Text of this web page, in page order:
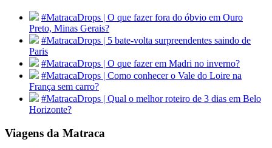
#MatracaDrops | O que fazer fora do óbvio em Ouro
Preto, Minas Gerais?
#MatracaDrops | 5 bate-volta surpreendentes saindo de
Paris
#MatracaDrops | O que fazer em Madri no inverno?
#MatracaDrops | Como conhecer o Vale do Loire na
França sem carro?
#MatracaDrops | Qual o melhor roteiro de 3 dias em Belo
Horizonte?
Viagens da Matraca